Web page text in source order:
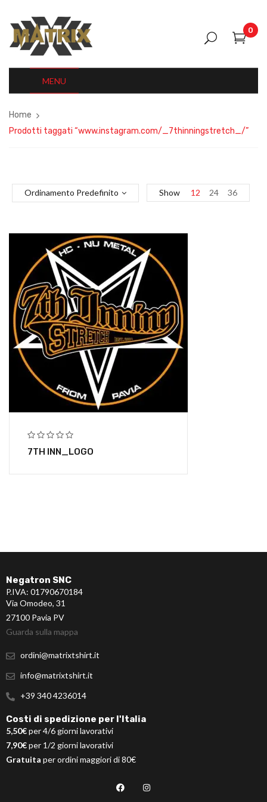
0
MENU
Home
Prodotti taggati “www.instagram.com/_7thinningstretch_/”
Ordinamento Predefinito Show 12 24 36
7TH INN_LOGO
Negatron SNC
P.IVA: 01790670184
Via Omodeo, 31
27100 Pavia PV
Guarda sulla mappa
ordini@matrixtshirt.it
info@matrixtshirt.it
+39 340 4236014
Costi di spedizione per l'Italia
5,50€per 4/6 giorni lavorativi
7,90€per 1/2 giorni lavorativi
Gratuita per ordini maggiori di 80€